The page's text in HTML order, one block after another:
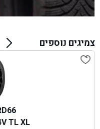
צמיגים נוספים
TL XL